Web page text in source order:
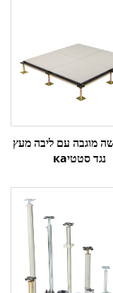
מוגבה עם ליבה מעץ
נגד סטטיка